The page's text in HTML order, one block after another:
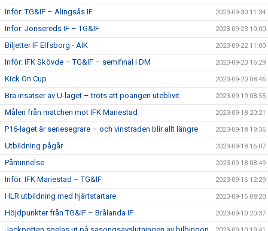
Inför: TG&IF – Alingsås IF 2023-09-30 11:34
Inför: Jonsereds IF – TG&IF 2023-09-23 10:00
Biljetter IF Elfsborg - AIK 2023-09-22 11:00
Inför: IFK Skövde – TG&IF – semifinal i DM 2023-09-20 16:29
Kick On Cup 2023-09-20 08:46
Bra insatser av U-laget – trots att poängen uteblivit 2023-09-19 08:55
Målen från matchen mot IFK Mariestad 2023-09-18 20:21
P16-laget är seriesegrare – och vinstraden blir allt längre 2023-09-18 19:36
Utbildning pågår 2023-09-18 16:07
Påminnelse 2023-09-18 08:49
Inför: IFK Mariestad – TG&IF 2023-09-16 12:29
HLR utbildning med hjärtstartare 2023-09-15 08:20
Höjdpunkter från TG&IF – Brålanda IF 2023-09-10 20:37